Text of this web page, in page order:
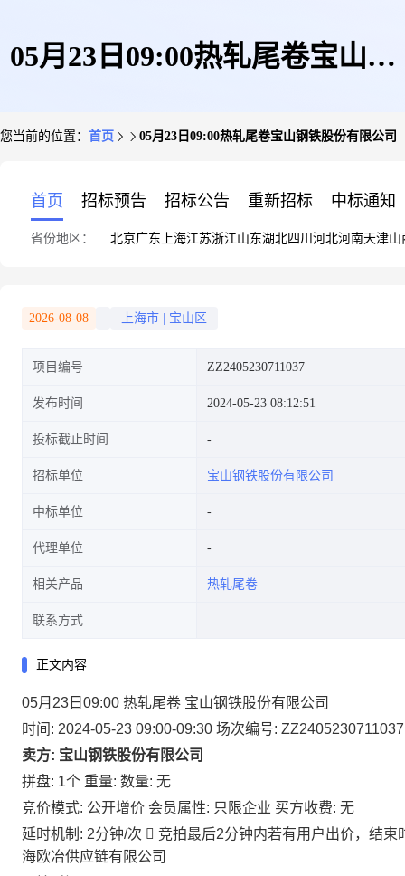
05月23日09:00热轧尾卷宝山钢
您当前的位置： 首页 05月23日09:00热轧尾卷宝山钢铁股份有限公司
首页 招标预告 招标公告 重新招标 中标通知
省份地区： 北京广东 上海江苏浙江山东湖北四川 河北河南天津山
2026-08-08 上海市 宝山区
项目编号 ZZ2405230711037
发布时间 2024-05-23 08:12:51
投标截止时间
招标单位 宝山钢铁股份有限公司
中标单位
代理单位
相关产品 热轧尾卷
联系方式
正文内容
05月23日09:00 热轧尾卷 宝山钢铁股份有限公司
时间: 2024-05-23 09:00-09:30 场次编号: ZZ2405230711037
卖方: 宝山钢铁股份有限公司
拼盘: 1个 重量: 数量: 无
竞价模式: 公开增价 会员属性: 只限企业 买方收费: 无
延时机制: 2分钟/次  竞拍最后2分钟内若有用户出价，结
海欧冶供应链有限公司